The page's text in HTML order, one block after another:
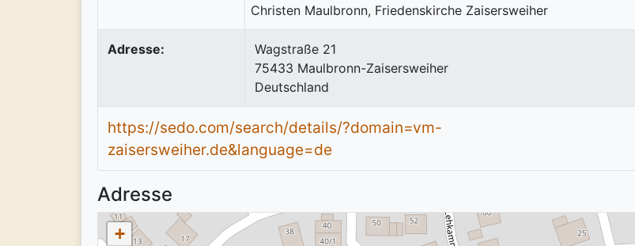
Adresse:
Wagstraße 21
75433 Maulbronn-Zaisersweiher
Deutschland
https://sedo.com/search/details/?domain=vm-
zaisersweiher.de&language=de
Adresse
+